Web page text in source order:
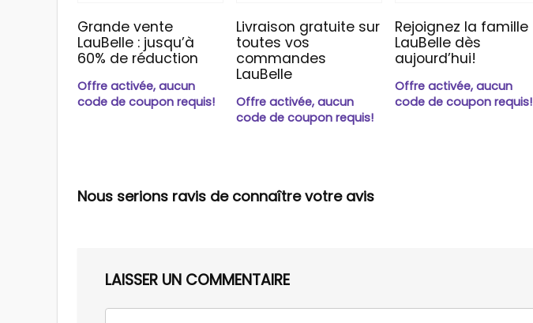
Grande vente
LauBelle : jusqu’à
60% de réduction
Offre activée, aucun
code de coupon requis!
Livraison gratuite sur
toutes vos
commandes
LauBelle
Offre activée, aucun
code de coupon requis!
Rejoignez la famille
LauBelle dès
aujourd’hui!
Offre activée, aucun
code de coupon requis!
Nous serions ravis de connaître votre avis
LAISSER UN COMMENTAIRE